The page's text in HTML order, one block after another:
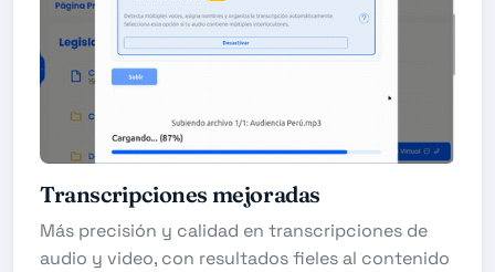
Transcripciones mejoradas
Más precisión y calidad en transcripciones de
audio y video, con resultados fieles al contenido